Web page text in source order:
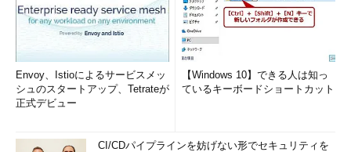
Envoy、Istioによるサービスメッ
シュのスタートアップ、Tetrateが
正式デビュー
【Windows 10】できる人は知っ
ているキーボードショートカット
CI/CDパイプラインを妨げない形でセキュリティを